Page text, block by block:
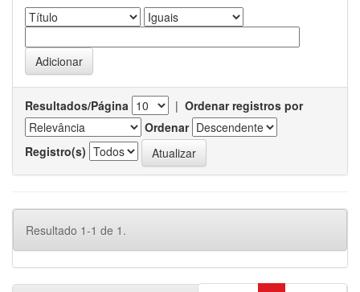
Resultados/Página | Ordenar registros por
Ordenar
Registro(s)
Resultado 1-1 de 1.